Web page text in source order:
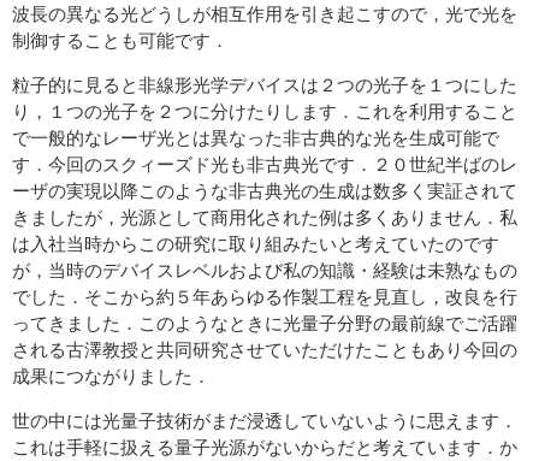
波長の異なる光どうしが相互作用を引き起こすので，光で光を
制御することも可能です．
粒子的に見ると非線形光学デバイスは２つの光子を１つにした
り，１つの光子を２つに分けたりします．これを利用すること
で一般的なレーザ光とは異なった非古典的な光を生成可能で
す．今回のスクィーズド光も非古典光です．２０世紀半ばのレ
ーザの実現以降このような非古典光の生成は数多く実証されて
きましたが，光源として商用化された例は多くありません．私
は入社当時からこの研究に取り組みたいと考えていたのです
が，当時のデバイスレベルおよび私の知識・経験は未熟なもの
でした．そこから約５年あらゆる作製工程を見直し，改良を行
ってきました．このようなときに光量子分野の最前線でご活躍
される古澤教授と共同研究させていただけたこともあり今回の
成果につながりました．
世の中には光量子技術がまだ浸透していないように思えます．
これは手軽に扱える量子光源がないからだと考えています．か